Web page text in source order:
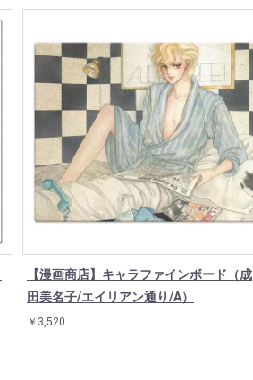
【漫画商店】キャラファインボード（成
田美名子/エイリアン通り/A）
￥3,520